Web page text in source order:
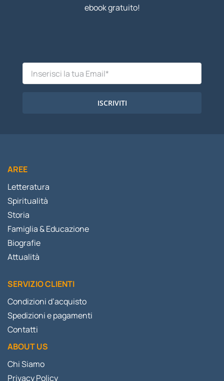
ebook gratuito!
ISCRIVITI
AREE
Letteratura
Spiritualità
Storia
Famiglia & Educazione
Biografie
Attualità
SERVIZIO CLIENTI
Condizioni d’acquisto
Spedizioni e pagamenti
Contatti
ABOUT US
Chi Siamo
Privacy Policy